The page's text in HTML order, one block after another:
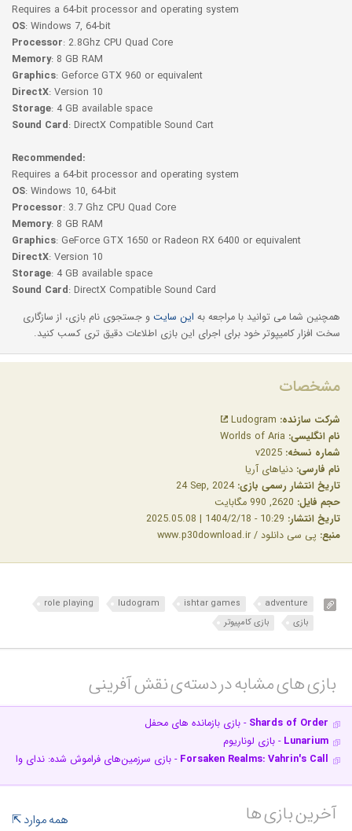
Requires a 64-bit processor and operating system
OS: Windows 7, 64-bit
Processor: 2.8Ghz CPU Quad Core
Memory: 8 GB RAM
Graphics: Geforce GTX 960 or equivalent
DirectX: Version 10
Storage: 4 GB available space
Sound Card: DirectX Compatible Sound Cart
Recommended:
Requires a 64-bit processor and operating system
OS: Windows 10, 64-bit
Processor: 3.7 Ghz CPU Quad Core
Memory: 8 GB RAM
Graphics: GeForce GTX 1650 or Radeon RX 6400 or equivalent
DirectX: Version 10
Storage: 4 GB available space
Sound Card: DirectX Compatible Sound Card
همچنین شما می توانید با مراجعه به این سایت و جستجوی نام بازی، از سازگاری
سخت افزار کامیپوتر خود برای اجرای این بازی اطلاعات دقیق تری کسب کنید.
مشخصات
شرکت سازنده:
نام انگلیسی:
شماره نسخه:
نام فارسی: دنیاهای آریا
تاریخ انتشار رسمی بازی: ‎24 Sep, 2024
حجم فایل:
تاریخ انتشار:
منبع: پی سی دانلود / www.p30download.ir
adventure
ishtar games
ludogram
role playing
بازی
بازی کامپیوتر
بازی های مشابه در دسته‌ی‌ نقش آفرینی‎
Shards of Order - بازی بازمانده های محفل
Lunarium - بازی لوناریوم
Forsaken Realms: Vahrin's Call - بازی سرزمین‌های فراموش شده: ندای
آخرین بازی ها
همه موارد